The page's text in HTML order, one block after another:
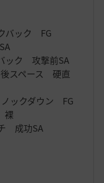
バック FG
ック 攻撃前SA
後スペース 硬直
ックダウン FG
裸
成功SA